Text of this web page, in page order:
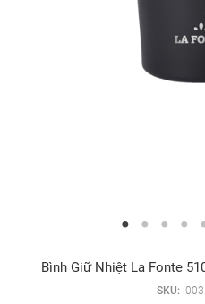
Bình Giữ Nhiệt La Fonte
SKU: